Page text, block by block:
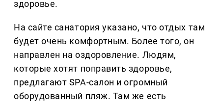
здоровье.
На сайте санатория указано, что отдых там
будет очень комфортным. Более того, он
направлен на оздоровление. Людям,
которые хотят поправить здоровье,
предлагают SPA-салон и огромный
оборудованный пляж. Там же есть